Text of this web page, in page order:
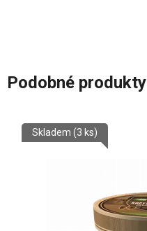
Podobné produkty
Skladem (3 ks)